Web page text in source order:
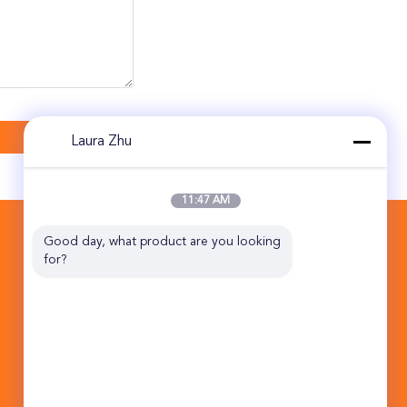
KONTAKT
Laura Zhu
11:47 AM
Good day, what product are you looking
for?